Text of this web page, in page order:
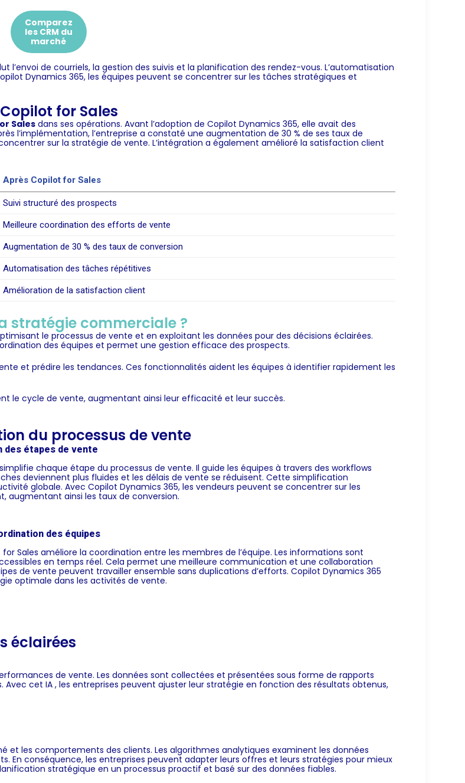
Comparez
les CRM du
marché
de courriels, la gestion des suivis et la planification des rendez-vous. L’automatisation
Dynamics 365, les équipes peuvent se concentrer sur les tâches stratégiques et
for Sales
Salesdans ses opérations. Avant l’adoption de Copilot Dynamics 365, elle avait des
l’implémentation, l’entreprise a constaté une augmentation de 30 % de ses taux de
sur la stratégie de vente. L’intégration a également amélioré la satisfaction client
Après Copilot for Sales
Suivi structuré des prospects
Meilleure coordination des efforts de vente
Augmentation de 30 % des taux de conversion
Automatisation des tâches répétitives
Amélioration de la satisfaction client
stratégie commerciale ?
le processus de vente et en exploitant les données pour des décisions éclairées.
des équipes et permet une gestion efficace des prospects.
et prédire les tendances. Ces fonctionnalités aident les équipes à identifier rapidement les
le cycle de vente, augmentant ainsi leur efficacité et leur succès.
du processus de vente
des étapes de vente
chaque étape du processus de vente. Il guide les équipes à travers des workflows
deviennent plus fluides et les délais de vente se réduisent. Cette simplification
globale. Avec Copilot Dynamics 365, les vendeurs peuvent se concentrer sur les
augmentant ainsi les taux de conversion.
des équipes
Sales améliore la coordination entre les membres de l’équipe. Les informations sont
en temps réel. Cela permet une meilleure communication et une collaboration
de vente peuvent travailler ensemble sans duplications d’efforts. Copilot Dynamics 365
optimale dans les activités de vente.
éclairées
de vente. Les données sont collectées et présentées sous forme de rapports
cet IA , les entreprises peuvent ajuster leur stratégie en fonction des résultats obtenus,
et les comportements des clients. Les algorithmes analytiques examinent les données
En conséquence, les entreprises peuvent adapter leurs offres et leurs stratégies pour mieux
stratégique en un processus proactif et basé sur des données fiables.